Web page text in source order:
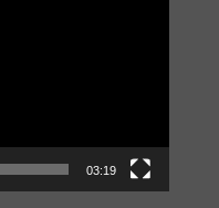
03:19